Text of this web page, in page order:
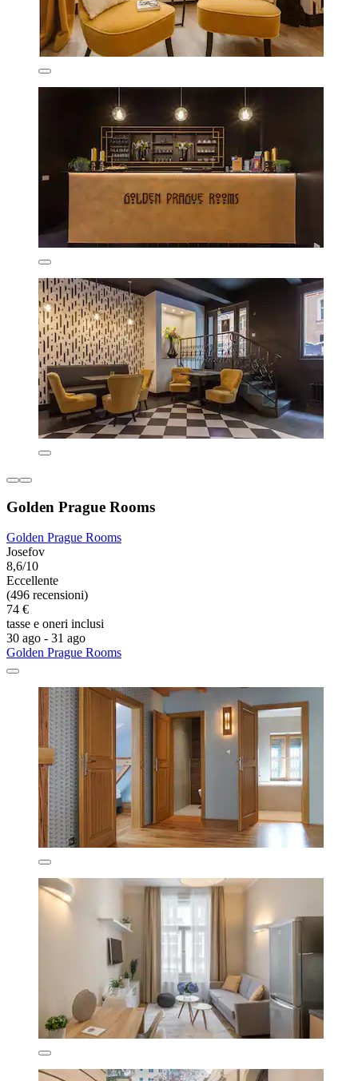
Golden Prague Rooms
Golden Prague Rooms
Josefov
8,6/10
Eccellente
(496 recensioni)
74 €
tasse e oneri inclusi
30 ago - 31 ago
Golden Prague Rooms